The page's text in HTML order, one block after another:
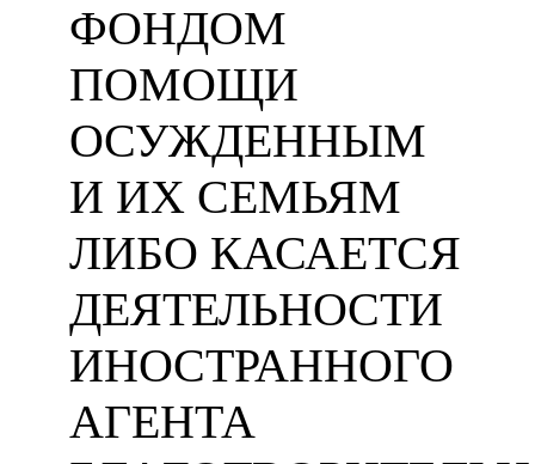
ФОНДОМ
ПОМОЩИ
ОСУЖДЕННЫМ
И ИХ СЕМЬЯМ
ЛИБО КАСАЕТСЯ
ДЕЯТЕЛЬНОСТИ
ИНОСТРАННОГО
АГЕНТА